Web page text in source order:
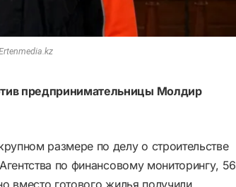
предпринимательницы Молдир
размере по делу о строительстве
по финансовому мониторингу, 56
вместо готового жилья получили